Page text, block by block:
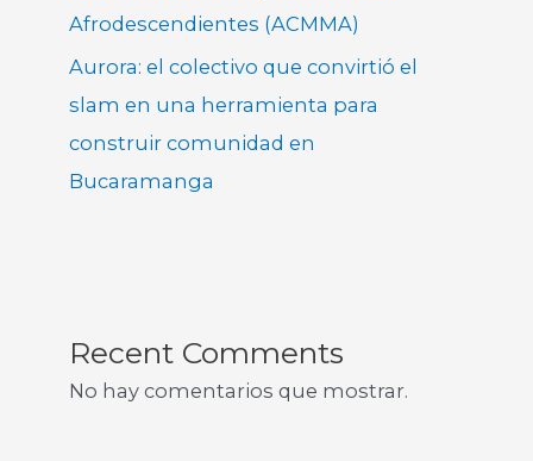
Afrodescendientes (ACMMA)
Aurora: el colectivo que convirtió el
slam en una herramienta para
construir comunidad en
Bucaramanga
Recent Comments
No hay comentarios que mostrar.